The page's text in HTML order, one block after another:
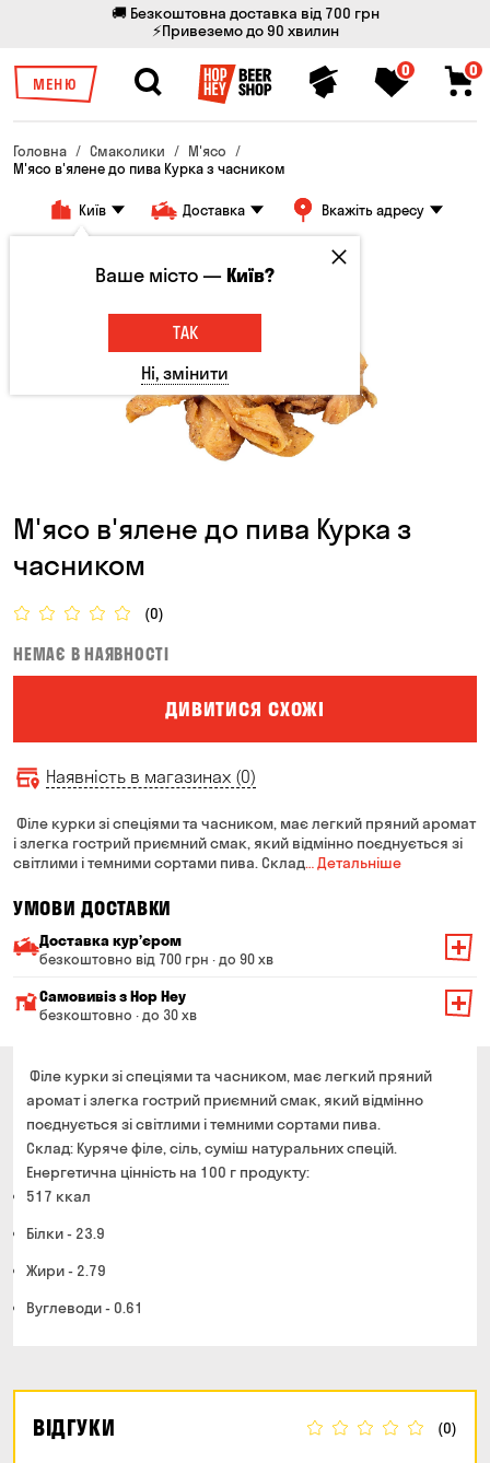
🚚 Безкоштовна доставка від 700 грн
⚡Привеземо до 90 хвилин
МЕНЮ
0 0
Головна Смаколики
М'ясо
М'ясо в'ялене до пива Курка з часником
Київ Доставка Вкажіть адресу
М'ясо в'ялене до пива Курка з
часником
(0)
НЕМАЄ В НАЯВНОСТІ
ДИВИТИСЯ СХОЖІ
Наявність в магазинах (0)
Філе курки зі спеціями та часником, має легкий пряний аромат
і злегка гострий приємний смак, який відмінно поєднується зі
світлими і темними сортами пива. Склад… Детальніше
УМОВИ ДОСТАВКИ
Доставка курʼєром
безкоштовно від 700 грн · до 90 хв
Мінімальна сума всього замовлення — 200 грн
Вартість доставки залежить від суми всього замовлення:
Від 300 до 399 грн 99 грн
Від 400 до 699 грн
Від 700 грн
Термін доставки — до 90 хвилин
Оплата:
готівкою кур'єру
банківською картою на сайті
Самовивіз з Hop Hey
безкоштовно · до 30 хв
Час складання замовлення — до 30 хв
Можете без черги забрати з магазину в зручний для
Вас час
Оплата:
готівкою в магазині
банківською картою на сайті та в магазині
Філе курки зі спеціями та часником, має легкий пряний
аромат і злегка гострий приємний смак, який відмінно
поєднується зі світлими і темними сортами пива.
Склад: Куряче філе, сіль, суміш натуральних спецій.
Енергетична цінність на 100 г продукту:
517 ккал
Білки - 23.9
Жири - 2.79
Вуглеводи - 0.61
ВІДГУКИ (0)
Ваше місто —Київ?
ТАК
Ні, змінити